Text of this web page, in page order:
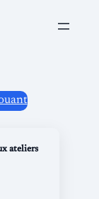
ateliers